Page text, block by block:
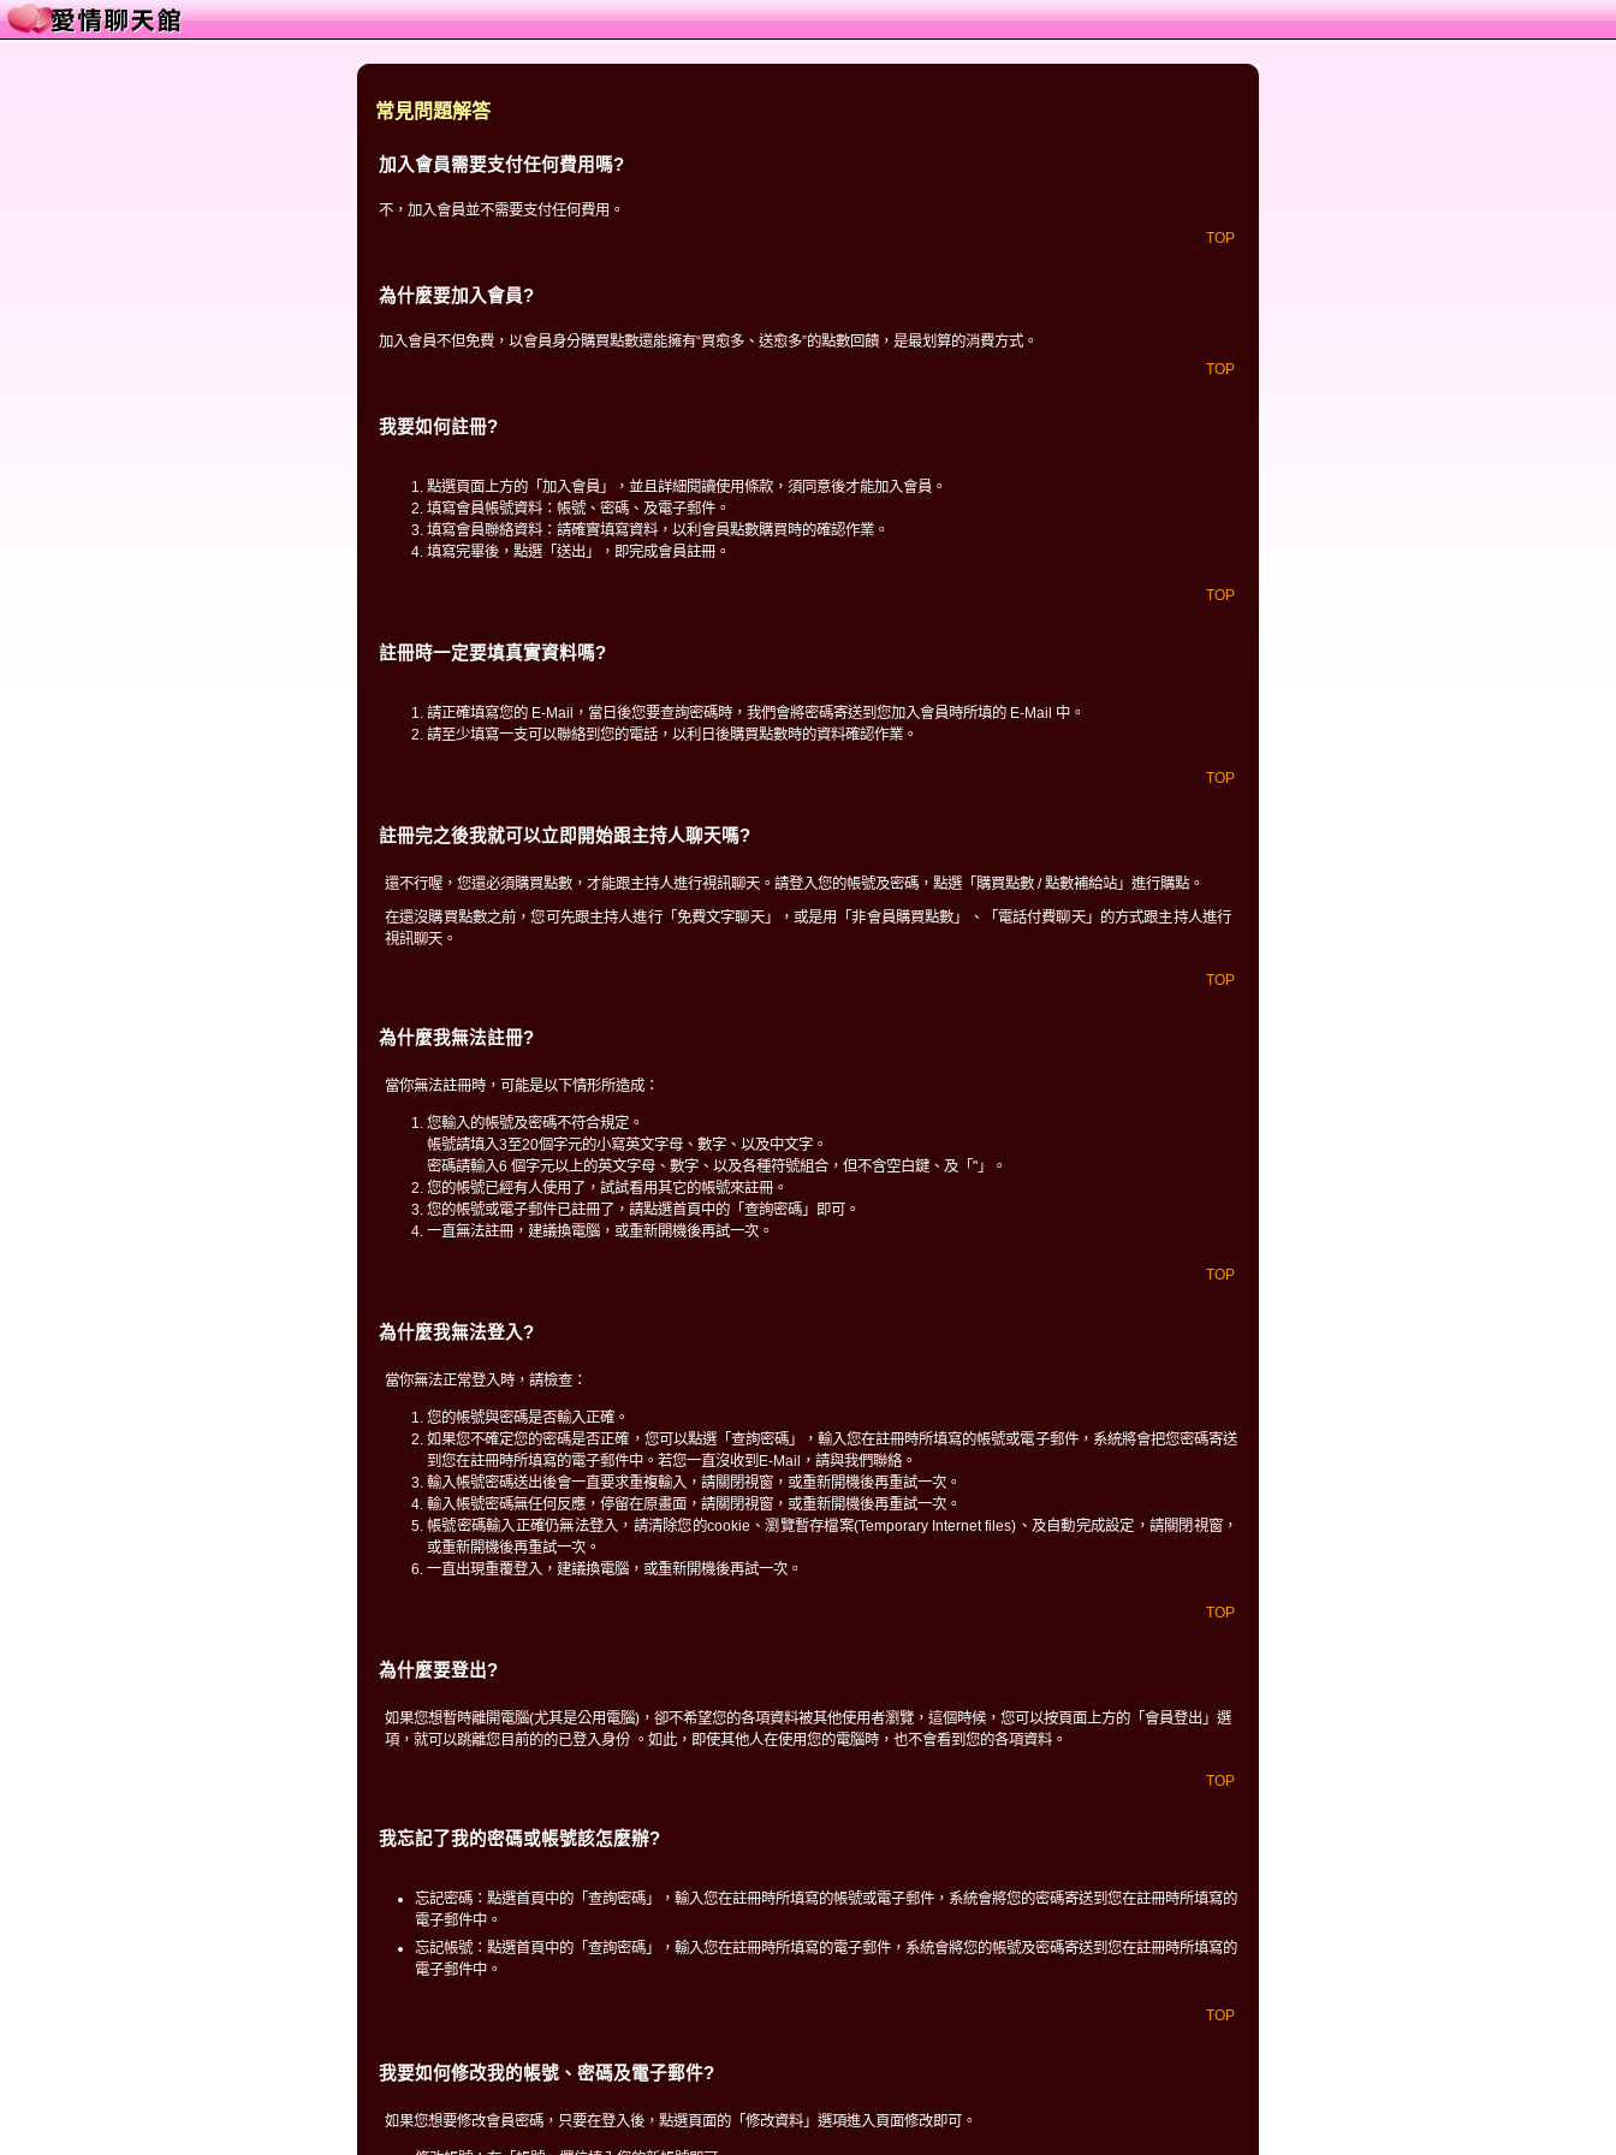
常見問題解答
加入會員需要支付任何費用嗎?
不，加入會員並不需要支付任何費用。
TOP
為什麼要加入會員?
加入會員不但免費，以會員身分購買點數還能擁有“買愈多、送愈多”的點數回饋，是最划算的消費方式。
TOP
我要如何註冊?
點選頁面上方的「加入會員」，並且詳細閱讀使用條款，須同意後才能加入會員。
填寫會員帳號資料：帳號、密碼、及電子郵件。
填寫會員聯絡資料：請確實填寫資料，以利會員點數購買時的確認作業。
填寫完畢後，點選「送出」，即完成會員註冊。
TOP
註冊時一定要填真實資料嗎?
請正確填寫您的 E-Mail，當日後您要查詢密碼時，我們會將密碼寄送到您加入會員時所填的 E-Mail 中。
請至少填寫一支可以聯絡到您的電話，以利日後購買點數時的資料確認作業。
TOP
註冊完之後我就可以立即開始跟主持人聊天嗎?
還不行喔，您還必須購買點數，才能跟主持人進行視訊聊天。請登入您的帳號及密碼，點選「購買點數 / 點數補給站」進行購點。
在還沒購買點數之前，您可先跟主持人進行「免費文字聊天」，或是用「非會員購買點數」、「電話付費聊天」的方式跟主持人進行
視訊聊天。
TOP
為什麼我無法註冊?
當你無法註冊時，可能是以下情形所造成：
您輸入的帳號及密碼不符合規定。
帳號請填入3至20個字元的小寫英文字母、數字、以及中文字。
密碼請輸入6 個字元以上的英文字母、數字、以及各種符號組合，但不含空白鍵、及「"」。
您的帳號已經有人使用了，試試看用其它的帳號來註冊。
您的帳號或電子郵件已註冊了，請點選首頁中的「查詢密碼」即可。
一直無法註冊，建議換電腦，或重新開機後再試一次。
TOP
為什麼我無法登入?
當你無法正常登入時，請檢查：
您的帳號與密碼是否輸入正確。
如果您不確定您的密碼是否正確，您可以點選「查詢密碼」，輸入您在註冊時所填寫的帳號或電子郵件，系統將會把您密碼寄送
到您在註冊時所填寫的電子郵件中。若您一直沒收到E-Mail，請與我們聯絡。
輸入帳號密碼送出後會一直要求重複輸入，請關閉視窗，或重新開機後再重試一次。
輸入帳號密碼無任何反應，停留在原畫面，請關閉視窗，或重新開機後再重試一次。
帳號密碼輸入正確仍無法登入，請清除您的cookie、瀏覽暫存檔案(Temporary Internet files)、及自動完成設定，請關閉視窗，
或重新開機後再重試一次。
一直出現重覆登入，建議換電腦，或重新開機後再試一次。
TOP
為什麼要登出?
如果您想暫時離開電腦(尤其是公用電腦)，卻不希望您的各項資料被其他使用者瀏覽，這個時候，您可以按頁面上方的「會員登出」選
項，就可以跳離您目前的的已登入身份 。如此，即使其他人在使用您的電腦時，也不會看到您的各項資料。
TOP
我忘記了我的密碼或帳號該怎麼辦?
忘記密碼：點選首頁中的「查詢密碼」，輸入您在註冊時所填寫的帳號或電子郵件，系統會將您的密碼寄送到您在註冊時所填寫的
電子郵件中。
忘記帳號：點選首頁中的「查詢密碼」，輸入您在註冊時所填寫的電子郵件，系統會將您的帳號及密碼寄送到您在註冊時所填寫的
電子郵件中。
TOP
我要如何修改我的帳號、密碼及電子郵件?
如果您想要修改會員密碼，只要在登入後，點選頁面的「修改資料」選項進入頁面修改即可。